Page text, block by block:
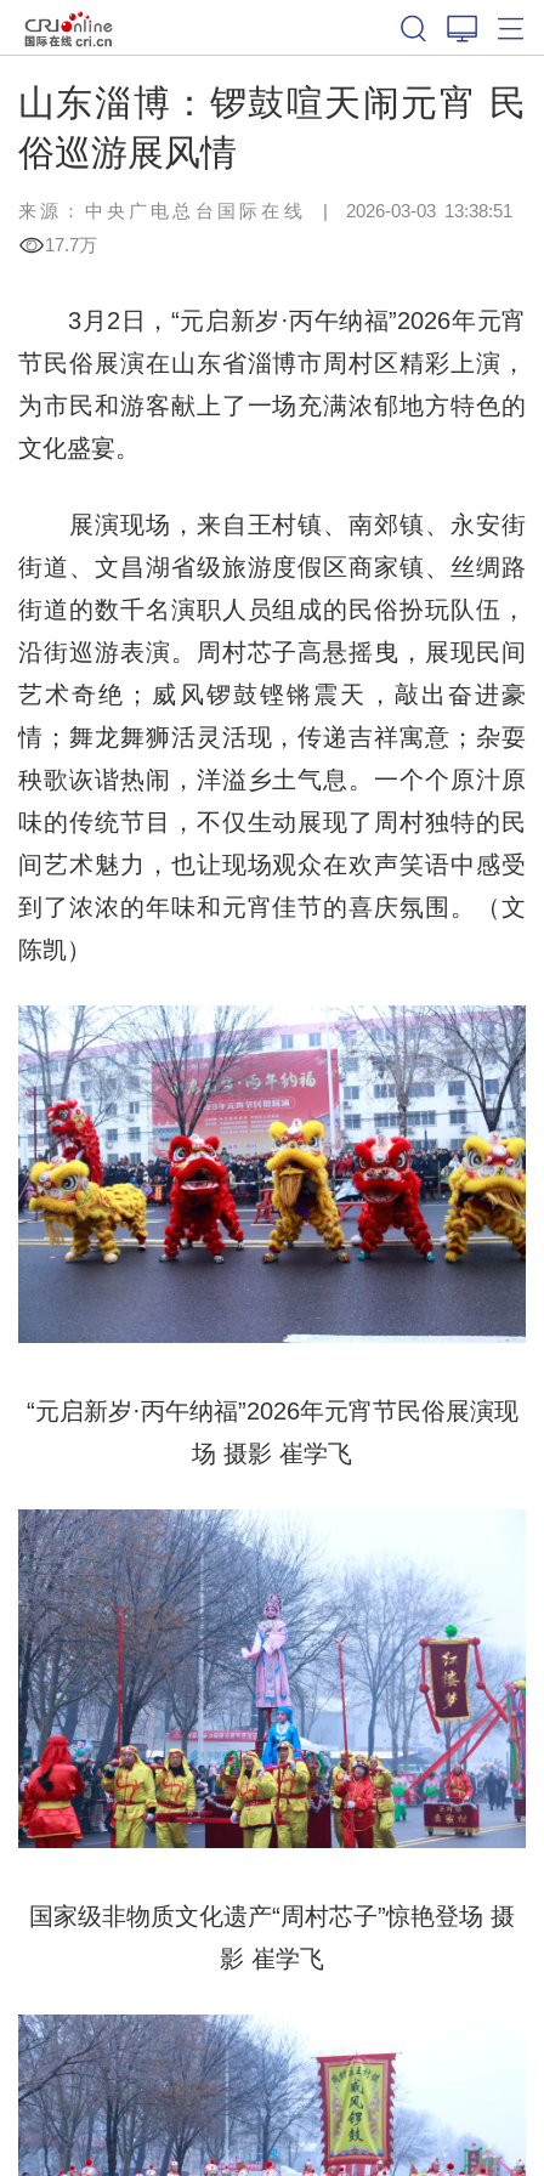
山东淄博：锣鼓喧天闹元宵 民
俗巡游展风情
来源：中央广电总台国际在线 | 2026-03-03 13:38:51
17.7万
3月2日，“元启新岁·丙午纳福”2026年元宵
节民俗展演在山东省淄博市周村区精彩上演，
为市民和游客献上了一场充满浓郁地方特色的
文化盛宴。
展演现场，来自王村镇、南郊镇、永安街
街道、文昌湖省级旅游度假区商家镇、丝绸路
街道的数千名演职人员组成的民俗扮玩队伍，
沿街巡游表演。周村芯子高悬摇曳，展现民间
艺术奇绝；威风锣鼓铿锵震天，敲出奋进豪
情；舞龙舞狮活灵活现，传递吉祥寓意；杂耍
秧歌诙谐热闹，洋溢乡土气息。一个个原汁原
味的传统节目，不仅生动展现了周村独特的民
间艺术魅力，也让现场观众在欢声笑语中感受
到了浓浓的年味和元宵佳节的喜庆氛围。（文
陈凯）
“元启新岁·丙午纳福”2026年元宵节民俗展演现
场 摄影 崔学飞
国家级非物质文化遗产“周村芯子”惊艳登场 摄
影 崔学飞